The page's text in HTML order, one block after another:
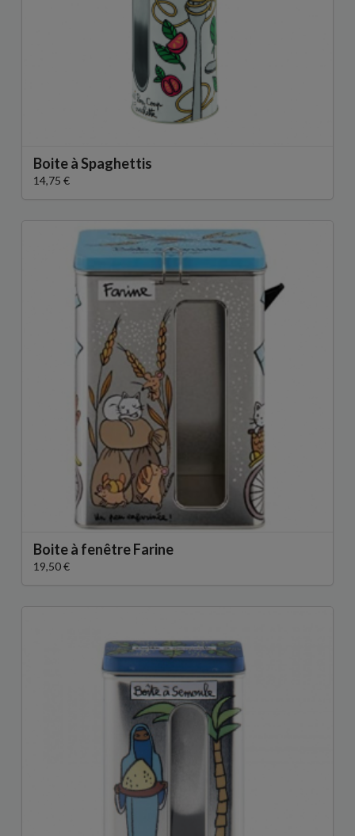
Boite à Spaghettis
14,75 €
Boite à fenêtre Farine
19,50 €